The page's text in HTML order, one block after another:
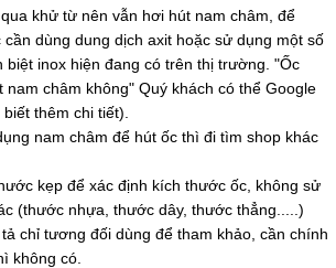
khử từ nên vẫn hơi hút nam châm, để
dùng dung dịch axit hoặc sử dụng một số
biệt inox hiện đang có trên thị trường. "Ốc
nam châm không" Quý khách có thể Google
thêm chi tiết).
nam châm để hút ốc thì đi tìm shop khác
kẹp để xác định kích thước ốc, không sử
(thước nhựa, thước dây, thước thẳng.....)
chỉ tương đối dùng để tham khảo, cần chính
không có.